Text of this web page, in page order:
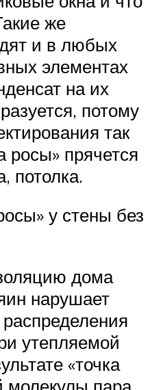
же
и в любых
элементах
на их
потому
так
росы» прячется
потолка.
у стены без
дома
нарушает
утепляемой
«точка